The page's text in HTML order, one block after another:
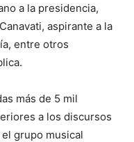
a la presidencia,
aspirante a la
entre otros
más de 5 mil
a los discursos
grupo musical